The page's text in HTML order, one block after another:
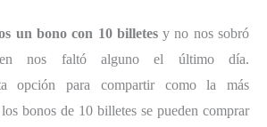
un bono con 10 billetesy no nos sobró
nos faltó alguno el último día.
opción para compartir como la más
bonos de 10 billetes se pueden comprar